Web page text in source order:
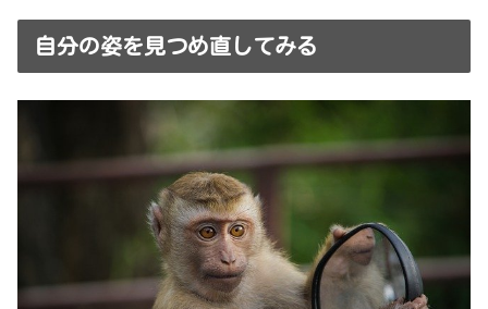
自分の姿を見つめ直してみる